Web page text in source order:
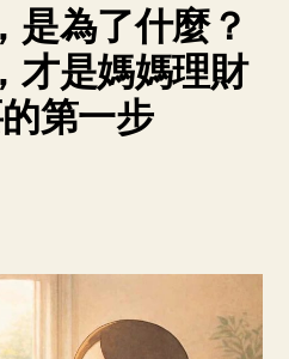
是為了什麼？
才是媽媽理財
第一步